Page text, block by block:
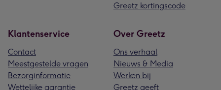
Greetz kortingscode
Klantenservice
Contact
Meestgestelde vragen
Bezorginformatie
Wettelijke garantie
Over Greetz
Ons verhaal
Nieuws & Media
Werken bij
Greetz geeft